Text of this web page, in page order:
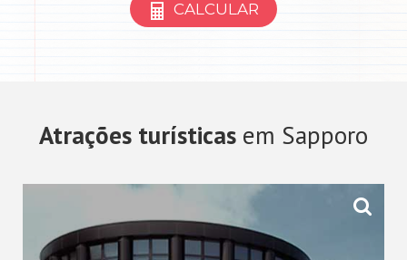
CALCULAR
Atrações turísticas em Sapporo